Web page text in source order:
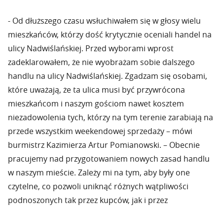
- Od dłuższego czasu wsłuchiwałem się w głosy wielu
mieszkańców, którzy dość krytycznie oceniali handel na
ulicy Nadwiślańskiej. Przed wyborami wprost
zadeklarowałem, że nie wyobrażam sobie dalszego
handlu na ulicy Nadwiślańskiej. Zgadzam się osobami,
które uważają, że ta ulica musi być przywrócona
mieszkańcom i naszym gościom nawet kosztem
niezadowolenia tych, którzy na tym terenie zarabiają na
przede wszystkim weekendowej sprzedaży – mówi
burmistrz Kazimierza Artur Pomianowski. – Obecnie
pracujemy nad przygotowaniem nowych zasad handlu
w naszym mieście. Zależy mi na tym, aby były one
czytelne, co pozwoli uniknąć różnych wątpliwości
podnoszonych tak przez kupców, jak i przez